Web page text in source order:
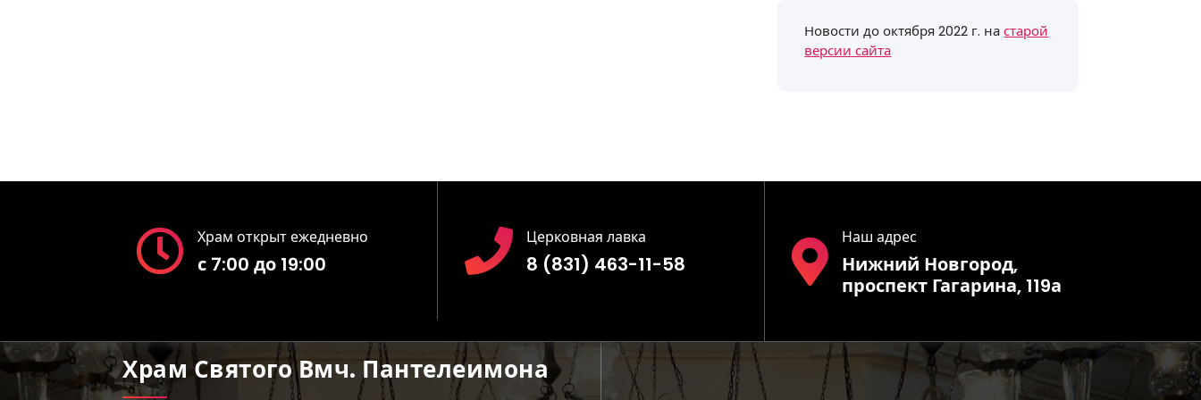
Новости до октября 2022 г. настарой
версии сайта
Храм открыт ежедневно
с 7:00 до 19:00
Церковная лавка
8 (831) 463-11-58
Наш адрес
Нижний Новгород,
проспект Гагарина, 119а
Храм Святого Вмч. Пантелеимона